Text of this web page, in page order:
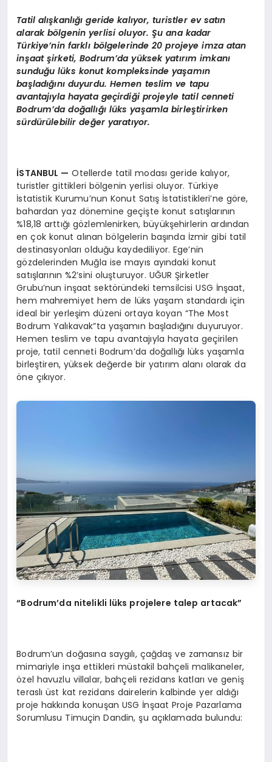
Tatil alışkanlığı geride kalıyor, turistler ev satın
alarak bölgenin yerlisi oluyor. Şu ana kadar
Türkiye’nin farklı bölgelerinde 20 projeye imza atan
inşaat şirketi, Bodrum’da yüksek yatırım imkanı
sunduğu lüks konut kompleksinde yaşamın
başladığını duyurdu. Hemen teslim ve tapu
avantajıyla hayata geçirdiği projeyle tatil cenneti
Bodrum’da doğallığı lüks yaşamla birleştirirken
sürdürülebilir değer yaratıyor.
İSTANBUL — Otellerde tatil modası geride kalıyor,
turistler gittikleri bölgenin yerlisi oluyor. Türkiye
İstatistik Kurumu’nun Konut Satış İstatistikleri’ne göre,
bahardan yaz dönemine geçişte konut satışlarının
%18,18 arttığı gözlemlenirken, büyükşehirlerin ardından
en çok konut alınan bölgelerin başında İzmir gibi tatil
destinasyonları olduğu kaydediliyor. Ege’nin
gözdelerinden Muğla ise mayıs ayındaki konut
satışlarının %2’sini oluşturuyor. UĞUR Şirketler
Grubu’nun inşaat sektöründeki temsilcisi USG İnşaat,
hem mahremiyet hem de lüks yaşam standardı için
ideal bir yerleşim düzeni ortaya koyan “The Most
Bodrum Yalıkavak”ta yaşamın başladığını duyuruyor.
Hemen teslim ve tapu avantajıyla hayata geçirilen
proje, tatil cenneti Bodrum’da doğallığı lüks yaşamla
birleştiren, yüksek değerde bir yatırım alanı olarak da
öne çıkıyor.
“Bodrum’da nitelikli lüks projelere talep artacak”
Bodrum’un doğasına saygılı, çağdaş ve zamansız bir
mimariyle inşa ettikleri müstakil bahçeli malikaneler,
özel havuzlu villalar, bahçeli rezidans katları ve geniş
teraslı üst kat rezidans dairelerin kalbinde yer aldığı
proje hakkında konuşan USG İnşaat Proje Pazarlama
Sorumlusu Timuçin Dandin, şu açıklamada bulundu: